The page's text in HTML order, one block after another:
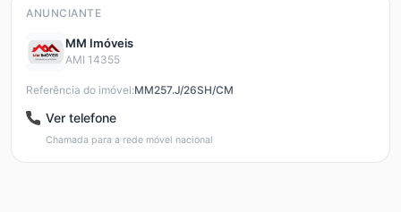
ANUNCIANTE
MM Imóveis
AMI 14355
Referência do imóvel:MM257.J/26SH/CM
Ver telefone
Chamada para a rede móvel nacional